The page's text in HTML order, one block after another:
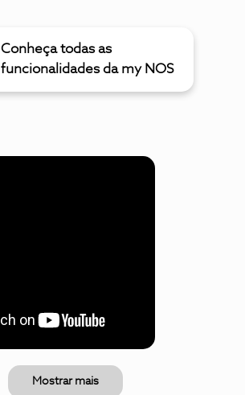
Conheça todas as
funcionalidades da my NOS
Mostrar mais